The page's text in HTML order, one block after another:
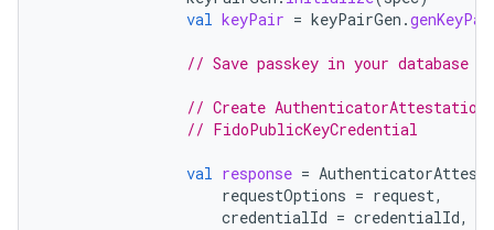
val keyPair = keyPairGen .
// Save passkey in your database
// Create
// FidoPublicKeyCredential
val response =
requestOptions = request,
credentialId = credentialId,